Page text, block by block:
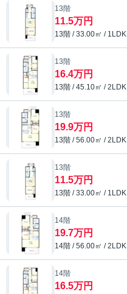
13階
11.5万円
13階 / 33.00㎡ / 1LDK
13階
16.4万円
13階 / 45.10㎡ / 2LDK
13階
19.9万円
13階 / 56.00㎡ / 2LDK
13階
11.5万円
13階 / 33.00㎡ / 1LDK
14階
19.7万円
14階 / 56.00㎡ / 2LDK
14階
16.5万円